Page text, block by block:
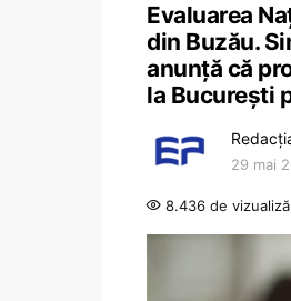
Evaluarea
din Buzău.
anunță că
la București
29 mai
8.436 de